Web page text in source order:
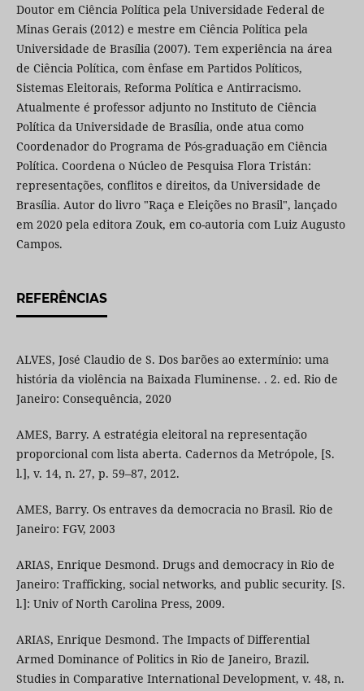
Doutor em Ciência Política pela Universidade Federal de
Minas Gerais (2012) e mestre em Ciência Política pela
Universidade de Brasília (2007). Tem experiência na área
de Ciência Política, com ênfase em Partidos Políticos,
Sistemas Eleitorais, Reforma Política e Antirracismo.
Atualmente é professor adjunto no Instituto de Ciência
Política da Universidade de Brasília, onde atua como
Coordenador do Programa de Pós-graduação em Ciência
Política. Coordena o Núcleo de Pesquisa Flora Tristán:
representações, conflitos e direitos, da Universidade de
Brasília. Autor do livro "Raça e Eleições no Brasil", lançado
em 2020 pela editora Zouk, em co-autoria com Luiz Augusto
Campos.
REFERÊNCIAS
ALVES, José Claudio de S. Dos barões ao extermínio: uma
história da violência na Baixada Fluminense. . 2. ed. Rio de
Janeiro: Consequência, 2020
AMES, Barry. A estratégia eleitoral na representação
proporcional com lista aberta. Cadernos da Metrópole, [S.
l.], v. 14, n. 27, p. 59–87, 2012.
AMES, Barry. Os entraves da democracia no Brasil. Rio de
Janeiro: FGV, 2003
ARIAS, Enrique Desmond. Drugs and democracy in Rio de
Janeiro: Trafficking, social networks, and public security. [S.
l.]: Univ of North Carolina Press, 2009.
ARIAS, Enrique Desmond. The Impacts of Differential
Armed Dominance of Politics in Rio de Janeiro, Brazil.
Studies in Comparative International Development, v. 48, n.